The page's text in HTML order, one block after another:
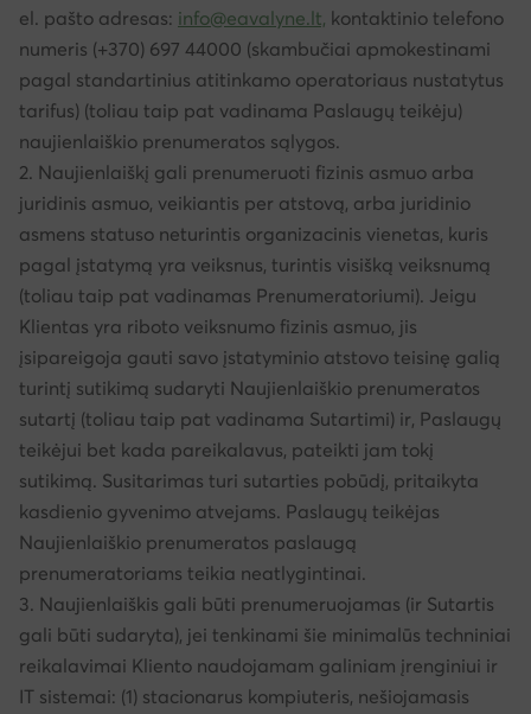
el. pašto adresas: info@eavalyne.lt, kontaktinio telefono
numeris (+370) 697 44000 (skambučiai apmokestinami
pagal standartinius atitinkamo operatoriaus nustatytus
tarifus) (toliau taip pat vadinama Paslaugų teikėju)
naujienlaiškio prenumeratos sąlygos.
2. Naujienlaiškį gali prenumeruoti fizinis asmuo arba
juridinis asmuo, veikiantis per atstovą, arba juridinio
asmens statuso neturintis organizacinis vienetas, kuris
pagal įstatymą yra veiksnus, turintis visišką veiksnumą
(toliau taip pat vadinamas Prenumeratoriumi). Jeigu
Klientas yra riboto veiksnumo fizinis asmuo, jis
įsipareigoja gauti savo įstatyminio atstovo teisinę galią
turintį sutikimą sudaryti Naujienlaiškio prenumeratos
sutartį (toliau taip pat vadinama Sutartimi) ir, Paslaugų
teikėjui bet kada pareikalavus, pateikti jam tokį
sutikimą. Susitarimas turi sutarties pobūdį, pritaikyta
kasdienio gyvenimo atvejams. Paslaugų teikėjas
Naujienlaiškio prenumeratos paslaugą
prenumeratoriams teikia neatlygintinai.
3. Naujienlaiškis gali būti prenumeruojamas (ir Sutartis
gali būti sudaryta), jei tenkinami šie minimalūs techniniai
reikalavimai Kliento naudojamam galiniam įrenginiui ir
IT sistemai: (1) stacionarus kompiuteris, nešiojamasis